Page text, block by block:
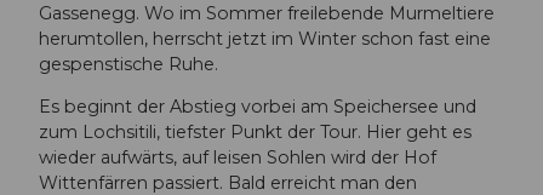
Gassenegg. Wo im Sommer freilebende Murmeltiere
herumtollen, herrscht jetzt im Winter schon fast eine
gespenstische Ruhe.
Es beginnt der Abstieg vorbei am Speichersee und
zum Lochsitili, tiefster Punkt der Tour. Hier geht es
wieder aufwärts, auf leisen Sohlen wird der Hof
Wittenfärren passiert. Bald erreicht man den